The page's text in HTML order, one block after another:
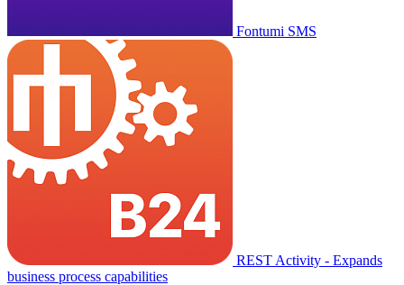
Fontumi SMS
REST Activity - Expands
business process capabilities